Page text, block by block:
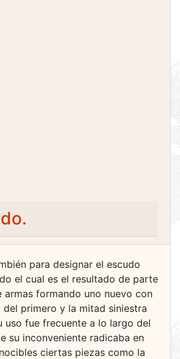
para designar el escudo
el cual es el resultado de parte
armas formando uno nuevo con
primero y la mitad siniestra
uso fue frecuente a lo largo del
su inconveniente radicaba en
ciertas piezas como la